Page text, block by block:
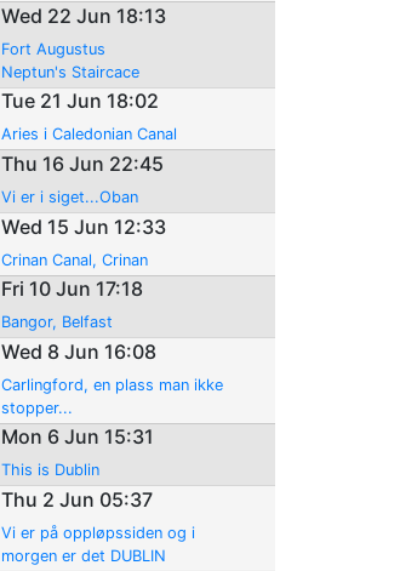
Wed 22 Jun 18:13
Fort Augustus
Neptun's Staircace
Tue 21 Jun 18:02
Aries i Caledonian Canal
Thu 16 Jun 22:45
Vi er i siget...Oban
Wed 15 Jun 12:33
Crinan Canal, Crinan
Fri 10 Jun 17:18
Bangor, Belfast
Wed 8 Jun 16:08
Carlingford, en plass man ikke
stopper...
Mon 6 Jun 15:31
This is Dublin
Thu 2 Jun 05:37
Vi er på oppløpssiden og i
morgen er det DUBLIN